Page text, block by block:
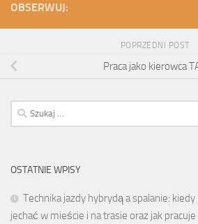
OBSERWUJ:
POPRZEDNI POST
Praca jako kierowca
Szukaj:
OSTATNIE WPISY
Technika jazdy hybrydą a spalanie:
jechać w mieście i na trasie oraz jak